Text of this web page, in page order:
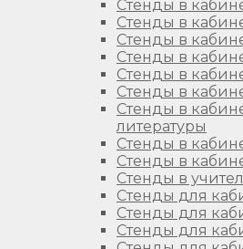
Стенды в
Стенды в
Стенды в
Стенды в
Стенды в
Стенды в
Стенды в
литературы
Стенды в
Стенды в
Стенды в
Стенды для
Стенды для
Стенды для